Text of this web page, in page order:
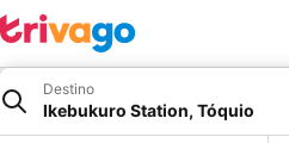
Destino
Ikebukuro Station, Tóquio